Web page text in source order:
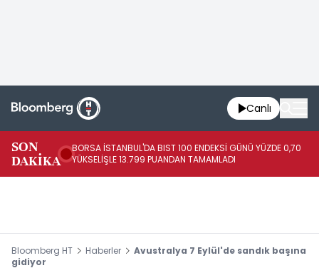
Canlı
SON
DAKİKA
BORSA İSTANBUL'DA BIST 100 ENDEKSİ GÜNÜ YÜZDE 0,70
YÜKSELİŞLE 13.799 PUANDAN TAMAMLADI
Bloomberg HT Haberler
Avustralya 7 Eylül'de sandık başına
gidiyor